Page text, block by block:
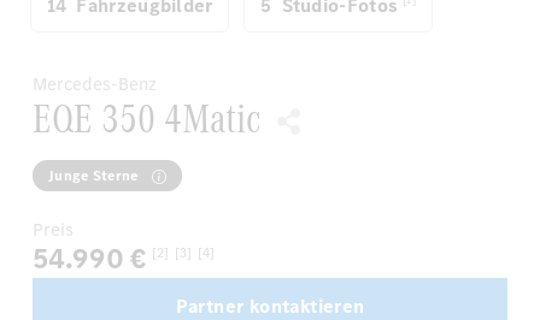
14 Fahrzeugbilder 5 Studio-Fotos
Mercedes-Benz
EQE 350 4Matic
Junge Sterne
Preis
54.990 € [2] [3] [4]
Partner kontaktieren